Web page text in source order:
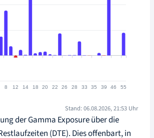
Stand: 06.08.2026, 21:53 Uhr
der Gamma Exposure über die
(DTE). Dies offenbart, in